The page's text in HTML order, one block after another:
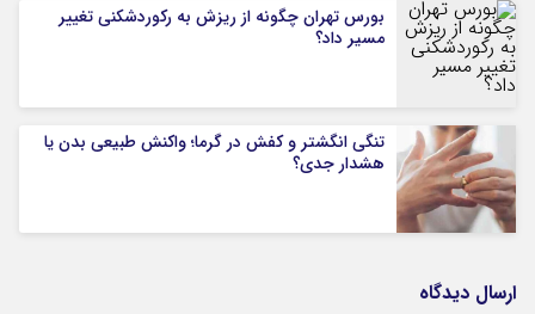
بورس تهران چگونه از ریزش به رکوردشکنی تغییر
مسیر داد؟
تنگی انگشتر و کفش در گرما؛ واکنش طبیعی بدن یا
هشدار جدی؟
ارسال دیدگاه